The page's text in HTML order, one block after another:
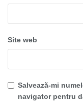
Site web
Salvează-mi
navigator pentru